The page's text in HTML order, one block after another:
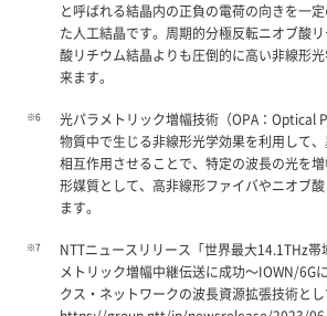
と呼ばれる結晶内の正負の電荷の向きを一
た人工結晶です。周期的分極反転ニオブ酸
酸リチウム結晶よりも圧倒的に高い非線形
来ます。
※6
光パラメトリック増幅技術（OPA：Optical
物質中で生じる非線形光学効果を利用して
相互作用させることで、特定の波長の光を
形媒質として、高非線形ファイバやニオブ
ます。
※7
NTTニュースリリース「世界最大14.1THz
メトリック増幅中継伝送に成功～IOWN/6G
クス・ネットワークの波長資源拡張技術とし